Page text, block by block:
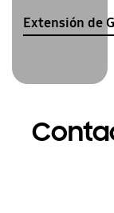
Extensión de